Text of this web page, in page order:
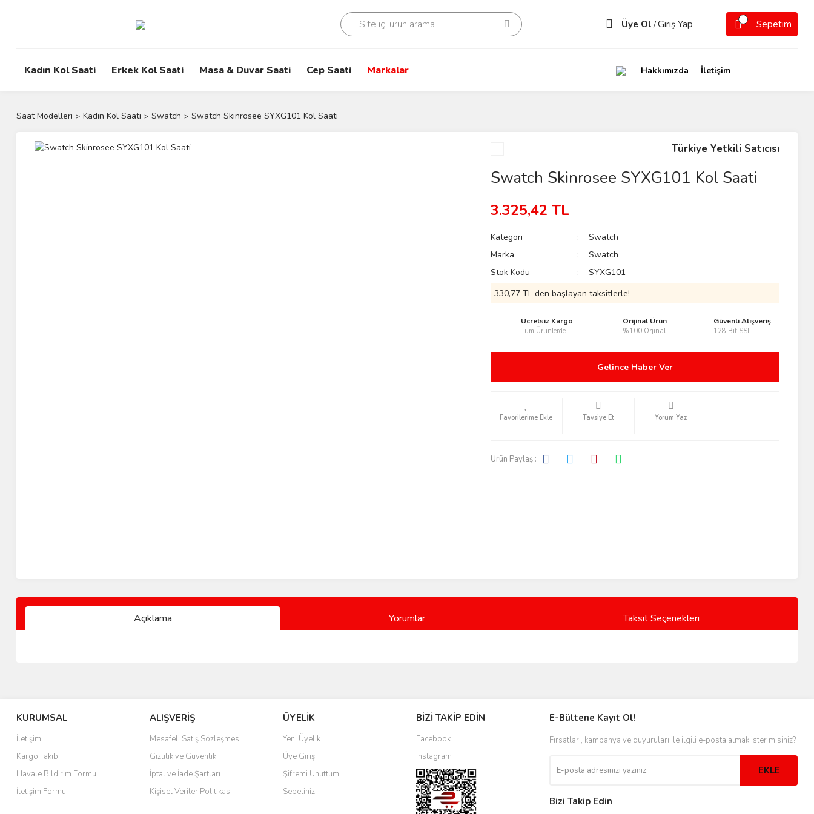
Üye Ol /Giriş Yap Sepetim
Kadın Kol Saati Erkek Kol Saati Masa & Duvar Saati Cep Saati Markalar Hakkımızda İletişim
Saat Modelleri Kadın Kol Saati Swatch Swatch Skinrosee SYXG101 Kol Saati
Türkiye Yetkili Satıcısı
Swatch Skinrosee SYXG101 Kol Saati
3.325,42 TL
Kategori
Swatch
Marka
Swatch
Stok Kodu
SYXG101
330,77 TL den başlayan taksitlerle!
Ücretsiz Kargo
Tüm Ürünlerde
Orijinal Ürün
%100 Orjinal
Güvenli Alışveriş
128 Bit SSL
Gelince Haber Ver
Tavsiye Et Yorum Yaz
Ürün Paylaş :
Açıklama Yorumlar Taksit Seçenekleri
KURUMSAL
İletişim
Kargo Takibi
Havale Bildirim Formu
İletişim Formu
ALIŞVERİŞ
Mesafeli Satış Sözleşmesi
Gizlilik ve Güvenlik
İptal ve İade Şartları
Kişisel Veriler Politikası
ÜYELİK
Yeni Üyelik
Üye Girişi
Şifremi Unuttum
Sepetiniz
BİZİ TAKİP EDİN
Facebook
Instagram
E-Bültene Kayıt Ol!
Fırsatları, kampanya ve duyuruları ile ilgili e-posta almak ister misiniz?
EKLE
Bizi Takip Edin